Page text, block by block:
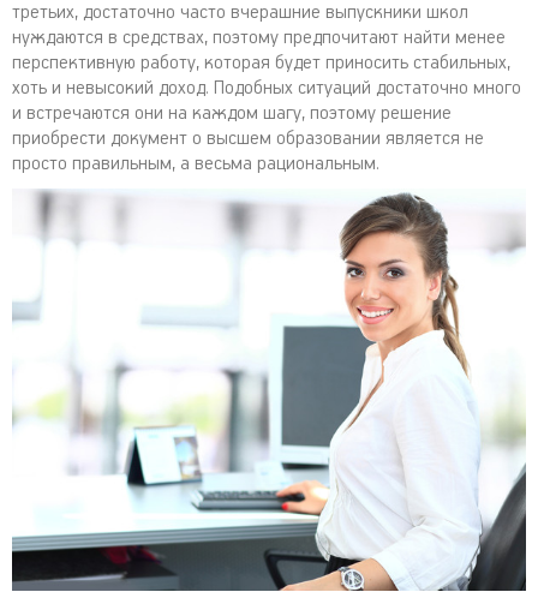
третьих, достаточно часто вчерашние выпускники школ
нуждаются в средствах, поэтому предпочитают найти менее
перспективную работу, которая будет приносить стабильных,
хоть и невысокий доход. Подобных ситуаций достаточно много
и встречаются они на каждом шагу, поэтому решение
приобрести документ о высшем образовании является не
просто правильным, а весьма рациональным.